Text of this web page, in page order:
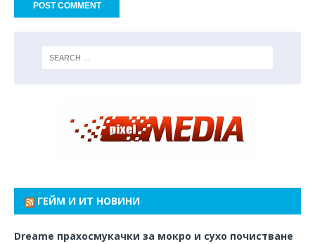
ГЕЙМ И ИТ НОВИНИ
Dreame прахосмукачки за мокро и сухо почистване